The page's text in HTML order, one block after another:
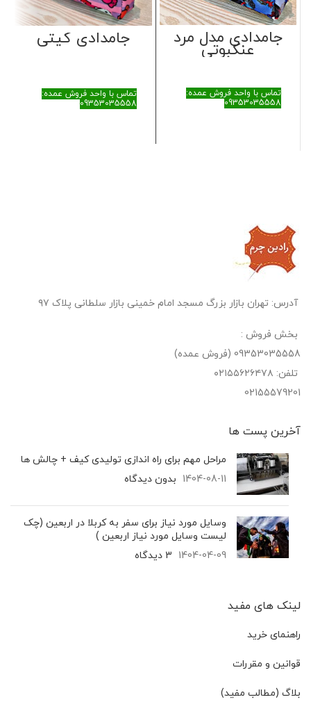
جامدادی مدل مرد
عنکبوتی
تماس با واحد فروش عمده:
09353035558
جامدادی کیتی
تماس با واحد فروش عمده:
09353035558
آدرس: تهران بازار بزرگ مسجد امام خمینی بازار سلطانی پلاک ۹۷
بخش فروش :
09353035558 (فروش عمده)
تلفن: ۰۲۱۵۵۶۲۶۴۷۸
02155579201
آخرین پست‌ ها
مراحل مهم برای راه اندازی تولیدی کیف + چالش ها
1404-08-11 بدون دیدگاه
وسایل مورد نیاز برای سفر به کربلا در اربعین (چک
لیست وسایل مورد نیاز اربعین )
1404-04-09 3 دیدگاه
لینک های مفید
راهنمای خرید
قوانین و مقررات
بلاگ (مطالب مفید)